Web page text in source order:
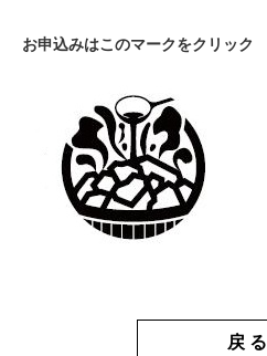
お申込みはこのマークをクリック
戻 る